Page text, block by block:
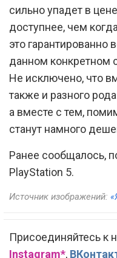
сильно упадет в
доступнее, чем
это гарантированно
данном конкретном
Не исключено, что
также и разного
а вместе с тем,
станут намного
Ранее сообщалось,
PlayStation 5.
Источник изображений:
Присоединяйтесь к
Instagram*,